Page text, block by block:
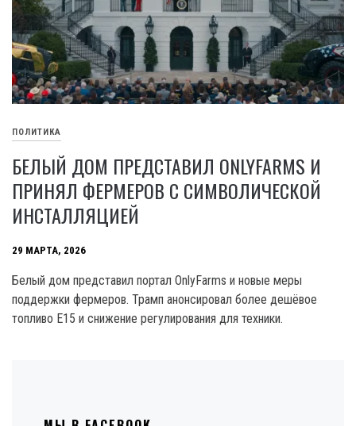
ПОЛИТИКА
БЕЛЫЙ ДОМ ПРЕДСТАВИЛ ONLYFARMS И
ПРИНЯЛ ФЕРМЕРОВ С СИМВОЛИЧЕСКОЙ
ИНСТАЛЛЯЦИЕЙ
29 МАРТА, 2026
Белый дом представил портал OnlyFarms и новые меры
поддержки фермеров. Трамп анонсировал более дешёвое
топливо E15 и снижение регулирования для техники.